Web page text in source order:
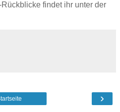
findet ihr unter der
›